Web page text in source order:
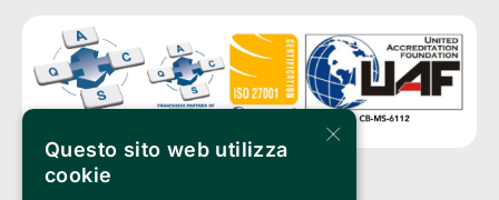
×
Questo sito web utilizza
cookie